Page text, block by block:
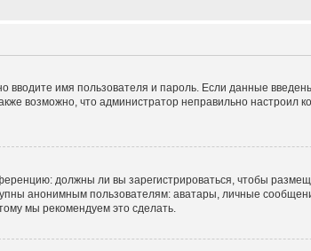
вводите имя пользователя и пароль. Если данные
возможно, что администратор неправильно настроил
должны ли вы зарегистрироваться, чтобы
анонимным пользователям: аватары, личные
мы рекомендуем это сделать.